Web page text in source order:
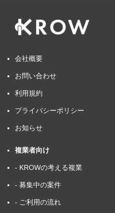
会社概要
お問い合わせ
利用規約
プライバシーポリシー
お知らせ
複業者向け
- KROWの考える複業
- 募集中の案件
- ご利用の流れ